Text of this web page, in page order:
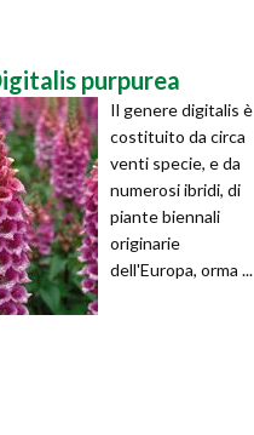
purpurea
Il genere digitalis è
costituito da circa
venti specie, e da
numerosi ibridi, di
piante biennali
originarie
dell'Europa, orma ...